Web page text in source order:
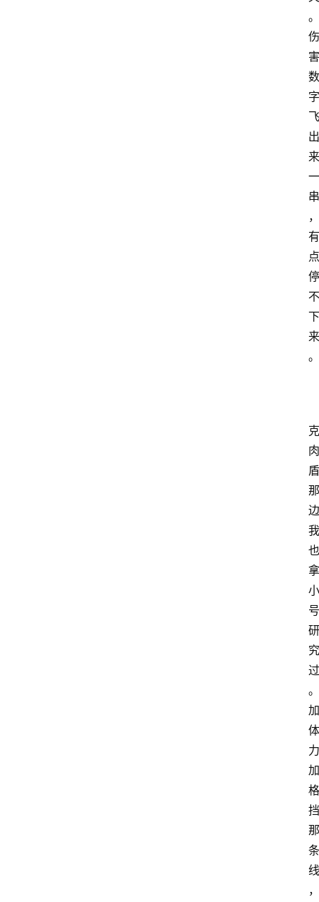
。
伤
害
数
字
飞
出
来
一
串
，
有
点
停
不
下
来
。
克
肉
盾
那
边
我
也
拿
小
号
研
究
过
。
加
体
力
加
格
挡
那
条
线
，